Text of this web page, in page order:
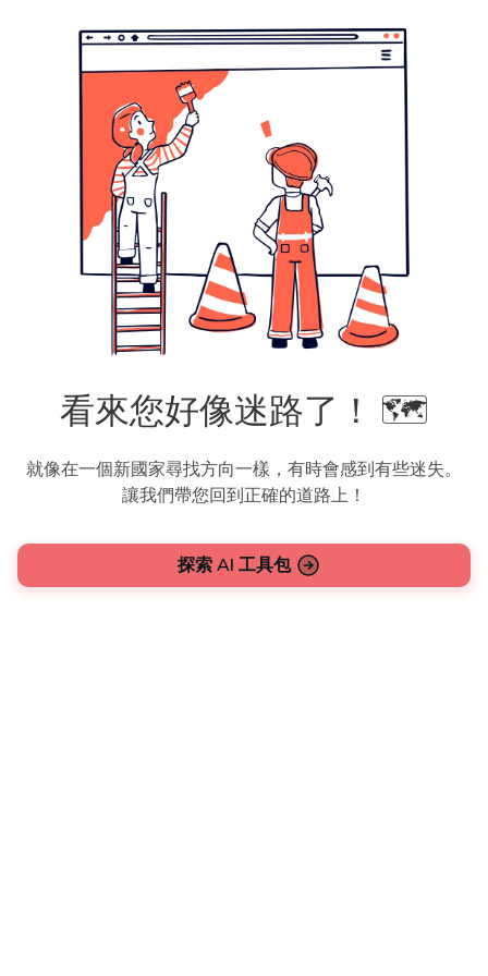
看來您好像迷路了！ 🗺️
就像在一個新國家尋找方向一樣，有時會感到有些迷失。
讓我們帶您回到正確的道路上！
探索 AI 工具包